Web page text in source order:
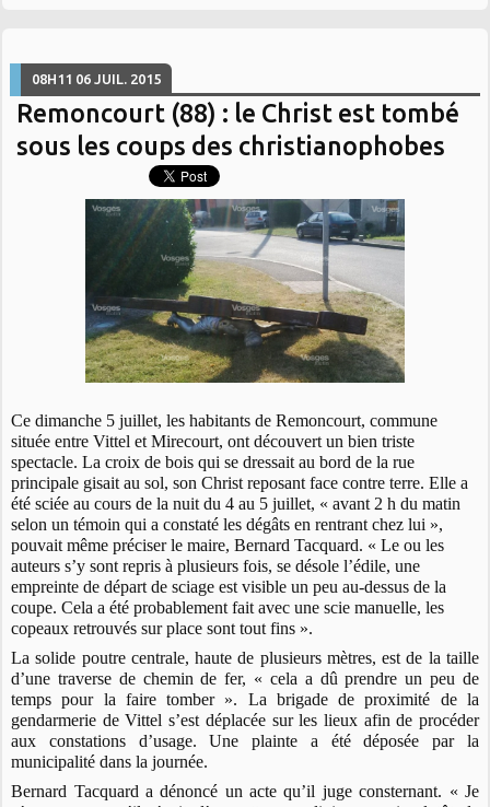
08H11 06 JUIL. 2015
Remoncourt (88) : le Christ est tombé
sous les coups des christianophobes
Ce dimanche 5 juillet, les habitants de Remoncourt, commune
située entre Vittel et Mirecourt, ont découvert un bien triste
spectacle. La croix de bois qui se dressait au bord de la rue
principale gisait au sol, son Christ reposant face contre terre. Elle a
été sciée au cours de la nuit du 4 au 5 juillet, « avant 2 h du matin
selon un témoin qui a constaté les dégâts en rentrant chez lui »,
pouvait même préciser le maire, Bernard Tacquard. « Le ou les
auteurs s’y sont repris à plusieurs fois, se désole l’édile, une
empreinte de départ de sciage est visible un peu au-dessus de la
coupe. Cela a été probablement fait avec une scie manuelle, les
copeaux retrouvés sur place sont tout fins ».
La solide poutre centrale, haute de plusieurs mètres, est de la taille
d’une traverse de chemin de fer, « cela a dû prendre un peu de
temps pour la faire tomber ». La brigade de proximité de la
gendarmerie de Vittel s’est déplacée sur les lieux afin de procéder
aux constations d’usage. Une plainte a été déposée par la
municipalité dans la journée.
Bernard Tacquard a dénoncé un acte qu’il juge consternant. « Je